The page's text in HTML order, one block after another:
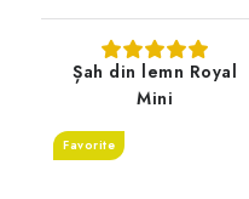
Șah din lemn Royal
Mini
Favorite